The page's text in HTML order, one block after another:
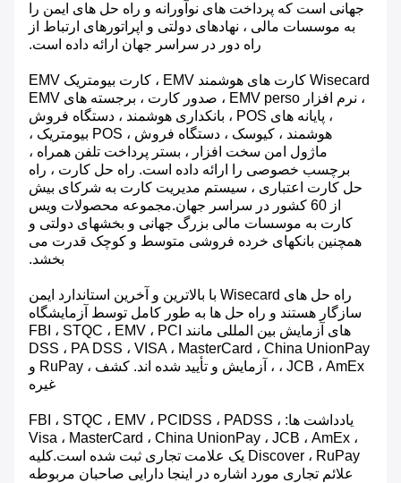
جهانی است که پرداخت های نوآورانه و راه حل های ایمن را
به موسسات مالی ، نهادهای دولتی و اپراتورهای ارتباط از
راه دور در سراسر جهان ارائه داده است.
Wisecard کارت های هوشمند EMV ، کارت بیومتریک EMV
، نرم افزار EMV perso ، صدور کارت ، برجسته های EMV
، پایانه های POS ، بانکداری هوشمند ، دستگاه فروش
هوشمند ، کیوسک ، دستگاه فروش ، POS بیومتریک ،
ماژول امن سخت افزار ، بستر پرداخت تلفن همراه ،
برچسب خصوصی را ارائه داده است. راه حل کارت ، راه
حل کارت اعتباری ، سیستم مدیریت کارت به شرکای بیش
از 60 کشور در سراسر جهان.مجموعه محصولات ویس
کارت به موسسات مالی بزرگ جهانی و بخشهای دولتی و
همچنین بانکهای خرده فروشی متوسط ​​و کوچک قدرت می
بخشد.
راه حل های Wisecard با بالاترین و آخرین استاندارد ایمن
سازگار هستند و راه حل ها به طور کامل توسط آزمایشگاه
های آزمایش بین المللی مانند FBI ، STQC ، EMV ، PCI
DSS ، PA DSS ، VISA ، MasterCard ، China UnionPay
، JCB ، AmEx ، آزمایش و تأیید شده اند. کشف ، RuPay و
غیره
یادداشت ها: FBI ، STQC ، EMV ، PCIDSS ، PADSS ،
Visa ، MasterCard ، China UnionPay ، JCB ، AmEx ،
Discover ، RuPay یک علامت تجاری ثبت شده است.کلیه
علائم تجاری مورد اشاره در اینجا دارایی صاحبان مربوطه